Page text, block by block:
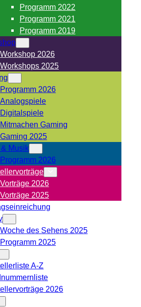
Programm 2022
Programm 2021
Programm 2019
Workshop 2026
Workshops 2025
Programm 2026
Analogspiele
Digitalspiele
Mitmachen Gaming
Gaming 2025
Musik
Programm 2026
Vorträge 2026
Vorträge 2025
Woche des Sehens 2025
Programm 2025
A-Z
2026